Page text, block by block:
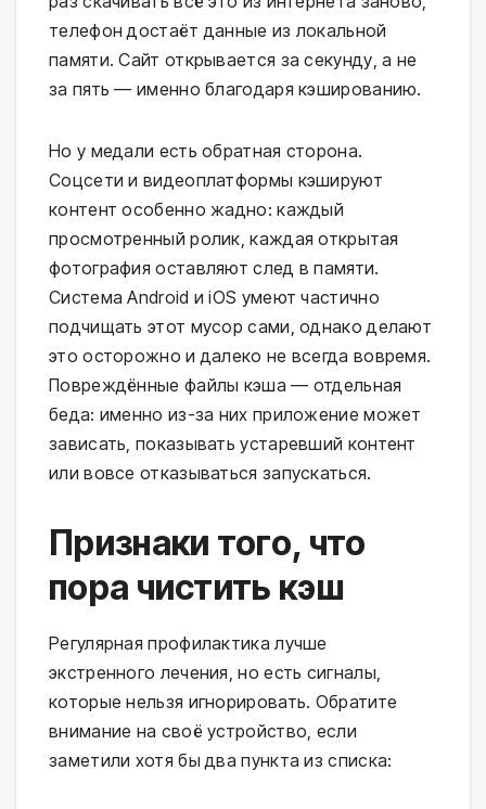
телефон достаёт данные из локальной
памяти. Сайт открывается за секунду, а не
за пять — именно благодаря кэшированию.
Но у медали есть обратная сторона.
Соцсети и видеоплатформы кэшируют
контент особенно жадно: каждый
просмотренный ролик, каждая открытая
фотография оставляют след в памяти.
Система Android и iOS умеют частично
подчищать этот мусор сами, однако делают
это осторожно и далеко не всегда вовремя.
Повреждённые файлы кэша — отдельная
беда: именно из-за них приложение может
зависать, показывать устаревший контент
или вовсе отказываться запускаться.
Признаки того, что
пора чистить кэш
Регулярная профилактика лучше
экстренного лечения, но есть сигналы,
которые нельзя игнорировать. Обратите
внимание на своё устройство, если
заметили хотя бы два пункта из списка: